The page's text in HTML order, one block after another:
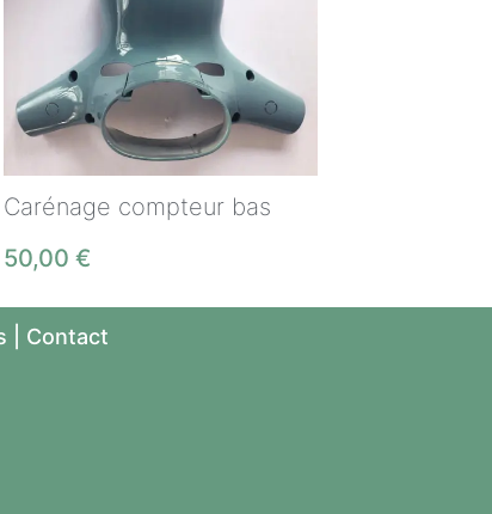
Carénage compteur bas
50,00 €
Contact